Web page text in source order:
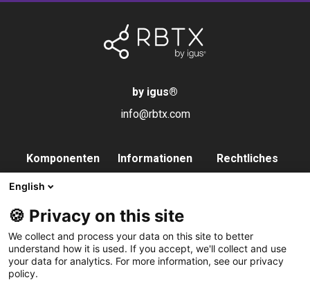
by igus®
info@rbtx.com
Komponenten
Steuerung
Vision
Pneumatik
Informationen
Partner
Kontakt
Newsletter
Rechtliches
English
🍪 Privacy on this site
We collect and process your data on this site to better
understand how it is used. If you accept, we'll collect and use
your data for analytics. For more information, see our privacy
policy.